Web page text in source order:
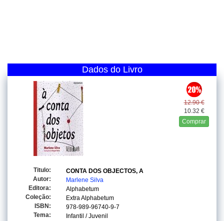
Dados do Livro
12.90 €
10.32 €
Comprar
Titulo:
CONTA DOS OBJECTOS, A
Autor:
Marlene Silva
Editora:
Alphabetum
Coleção:
Extra Alphabetum
ISBN:
978-989-96740-9-7
Tema:
Infantil / Juvenil